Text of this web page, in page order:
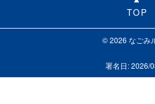
TOP
© 2026 なごみ
署名日: 2026/